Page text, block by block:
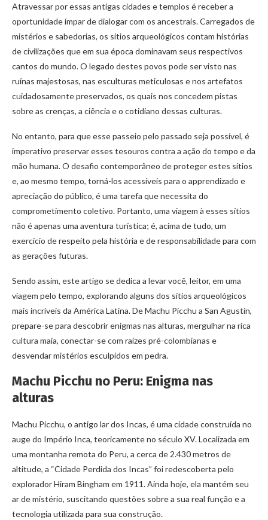
Atravessar por essas antigas cidades e templos é receber a
oportunidade ímpar de dialogar com os ancestrais. Carregados de
mistérios e sabedorias, os sítios arqueológicos contam histórias
de civilizações que em sua época dominavam seus respectivos
cantos do mundo. O legado destes povos pode ser visto nas
ruínas majestosas, nas esculturas meticulosas e nos artefatos
cuidadosamente preservados, os quais nos concedem pistas
sobre as crenças, a ciência e o cotidiano dessas culturas.
No entanto, para que esse passeio pelo passado seja possível, é
imperativo preservar esses tesouros contra a ação do tempo e da
mão humana. O desafio contemporâneo de proteger estes sítios
e, ao mesmo tempo, torná-los acessíveis para o apprendizado e
apreciação do público, é uma tarefa que necessita do
comprometimento coletivo. Portanto, uma viagem à esses sítios
não é apenas uma aventura turística; é, acima de tudo, um
exercício de respeito pela história e de responsabilidade para com
as gerações futuras.
Sendo assim, este artigo se dedica a levar você, leitor, em uma
viagem pelo tempo, explorando alguns dos sítios arqueológicos
mais incríveis da América Latina. De Machu Picchu a San Agustín,
prepare-se para descobrir enigmas nas alturas, mergulhar na rica
cultura maia, conectar-se com raízes pré-colombianas e
desvendar mistérios esculpidos em pedra.
Machu Picchu no Peru: Enigma nas
alturas
Machu Picchu, o antigo lar dos Incas, é uma cidade construída no
auge do Império Inca, teoricamente no século XV. Localizada em
uma montanha remota do Peru, a cerca de 2.430 metros de
altitude, a “Cidade Perdida dos Incas” foi redescoberta pelo
explorador Hiram Bingham em 1911. Ainda hoje, ela mantém seu
ar de mistério, suscitando questões sobre a sua real função e a
tecnologia utilizada para sua construção.